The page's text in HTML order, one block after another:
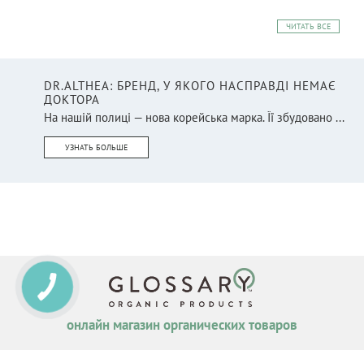
ЧИТАТЬ ВСЕ
DR.ALTHEA: БРЕНД, У ЯКОГО НАСПРАВДІ НЕМАЄ
ДОКТОРА
На нашій полиці — нова корейська марка. Її збудовано ...
УЗНАТЬ БОЛЬШЕ
онлайн магазин органических товаров